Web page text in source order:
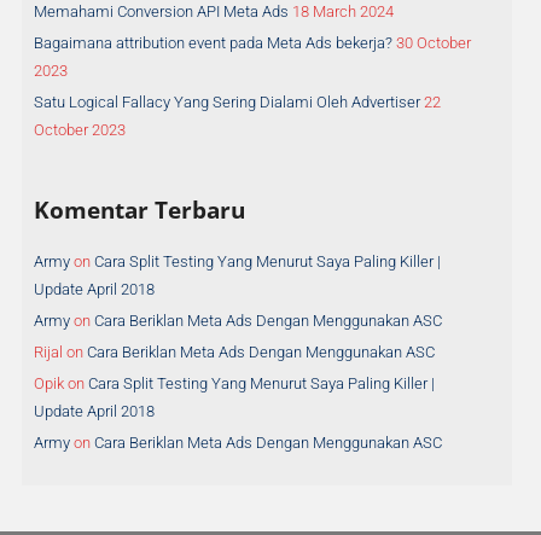
Memahami Conversion API Meta Ads 18 March 2024
Bagaimana attribution event pada Meta Ads bekerja? 30 October
2023
Satu Logical Fallacy Yang Sering Dialami Oleh Advertiser 22
October 2023
Komentar Terbaru
Army onCara Split Testing Yang Menurut Saya Paling Killer |
Update April 2018
Army onCara Beriklan Meta Ads Dengan Menggunakan ASC
Rijal onCara Beriklan Meta Ads Dengan Menggunakan ASC
Opik onCara Split Testing Yang Menurut Saya Paling Killer |
Update April 2018
Army onCara Beriklan Meta Ads Dengan Menggunakan ASC